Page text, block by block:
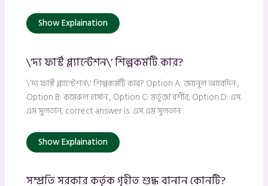
Show Explaination
\’দ্য ফার্স্ট প্ল্যান্টেশন\’ শিল্পকর্মটি কার?
\'দ্য ফার্স্ট প্ল্যান্টেশন\' শিল্পকর্মটি কার? Option A: জয়নুল আবেদিন ,
Option B: কামরুল হাসান , Option C: মর্তুজা বশীর, Option D: এস.
এম সুলতান, correct answer is: এস. এম সুলতান
Show Explaination
সম্প্রতি সরকার কর্তৃক গৃহীত শুদ্ধ বানান কোনটি?